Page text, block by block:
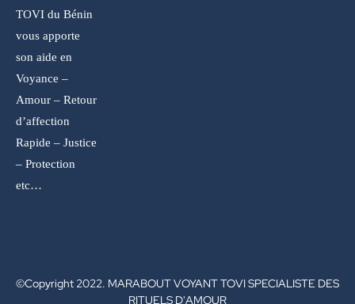
TOVI du Bénin
vous apporte
son aide en
Voyance –
Amour – Retour
d’affection
Rapide – Justice
– Protection
etc…
©Copyright 2022. MARABOUT VOYANT TOVI SPECIALISTE DES
RITUELS D'AMOUR